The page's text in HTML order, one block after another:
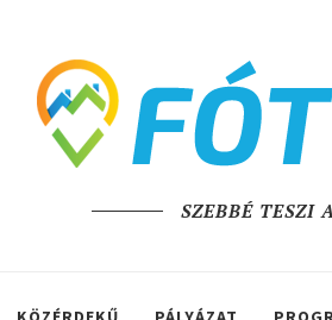
SZEBBÉ TESZI